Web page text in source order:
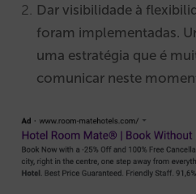
Dar visibilidade à
foram implementadas.
uma estratégia que é
comunicar neste